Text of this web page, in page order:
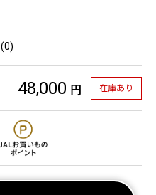
(0)
48,000 円 在庫あり